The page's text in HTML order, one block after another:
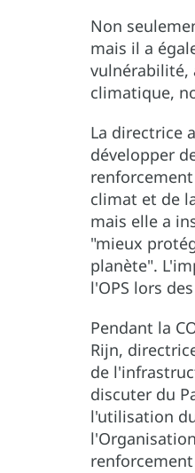
Non
mais il a
vulnérabilité,
climatique,
La directrice
développer
climat et de
mais elle a
"mieux
planète".
l'OPS lors
Pendant la
Rijn,
de
discuter du
l'utilisation